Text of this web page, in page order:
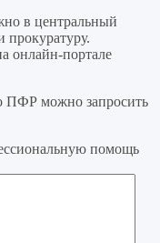
в центральный
онлайн-портале
ПФР можно запросить
помощь